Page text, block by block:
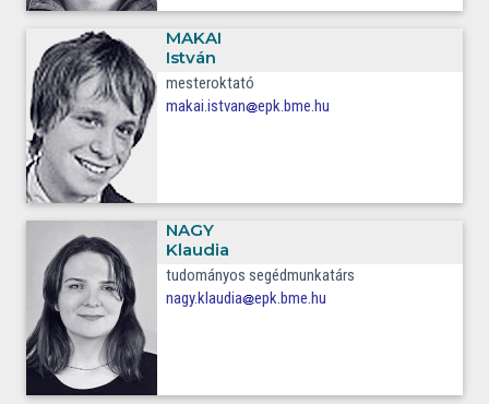
MAKAI
István
mesteroktató
makai.istvan
epk.bme.hu
NAGY
Klaudia
tudományos segédmunkatárs
nagy.klaudia
epk.bme.hu